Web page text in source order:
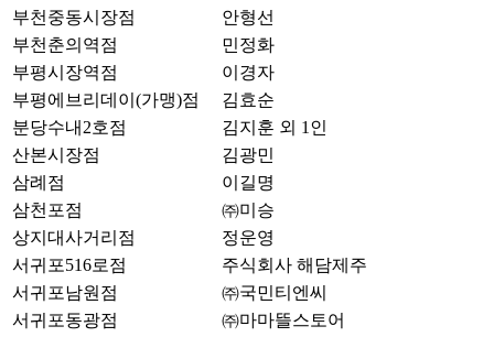
부천중동시장점
안형선
부천춘의역점
민정화
부평시장역점
이경자
부평에브리데이(가맹)점
김효순
분당수내2호점
김지훈 외 1인
산본시장점
김광민
삼례점
이길명
삼천포점
㈜미승
상지대사거리점
정운영
서귀포516로점
주식회사 해담제주
서귀포남원점
㈜국민티엔씨
서귀포동광점
㈜마마뜰스토어